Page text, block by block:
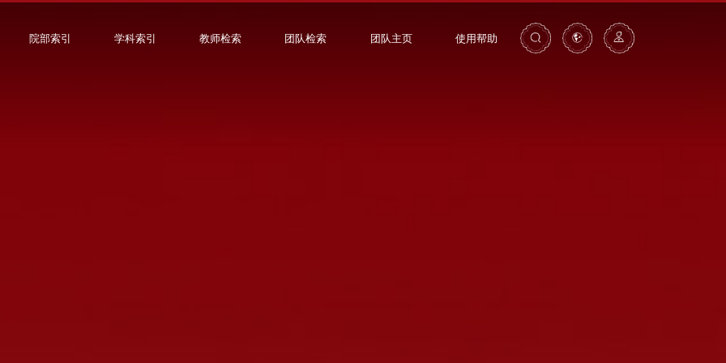
院部索引 学科索引 教师检索 团队检索 团队主页 使用帮助